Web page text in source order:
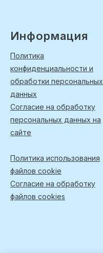
Информация
Политика
конфиденциальности и
обработки персональных
данных
Согласие на обработку
персональных данных на
сайте
Политика использования
файлов cookie
Согласие на обработку
файлов cookies